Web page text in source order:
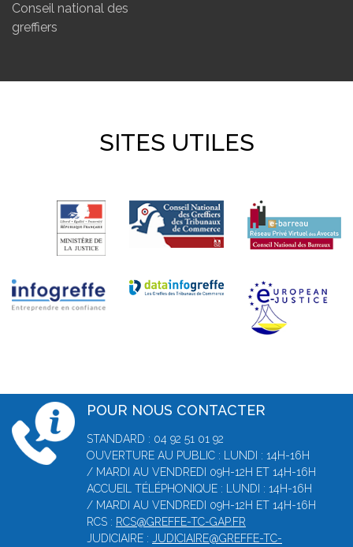
Conseil national des
greffiers
SITES UTILES
POUR NOUS CONTACTER
STANDARD : 04 92 51 01 92
OUVERTURE AU PUBLIC : LUNDI : 14H-16H
/ MARDI AU VENDREDI 09H-12H ET 14H-16H
ACCUEIL TÉLÉPHONIQUE : LUNDI : 14H-16H
/ MARDI AU VENDREDI 09H-12H ET 14H-16H
RCS : RCS@GREFFE-TC-GAP.FR
JUDICIAIRE : JUDICIAIRE@GREFFE-TC-